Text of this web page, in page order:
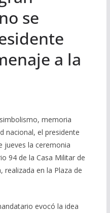
se
a la
memoria
nacional, el presidente
jueves la ceremonia
94 de la Casa Militar de
realizada en la Plaza de
evocó la idea